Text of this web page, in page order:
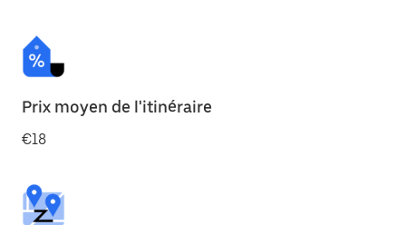
Prix moyen de l'itinéraire
€18